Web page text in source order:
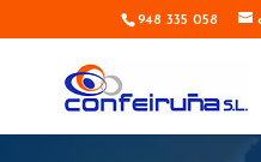
948 335 058